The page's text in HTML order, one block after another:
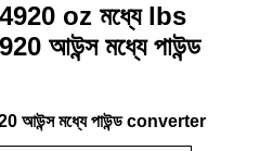
4920 oz মধ্যে lbs
আউন্স মধ্যে পাউন্ড
আউন্স মধ্যে পাউন্ড converter